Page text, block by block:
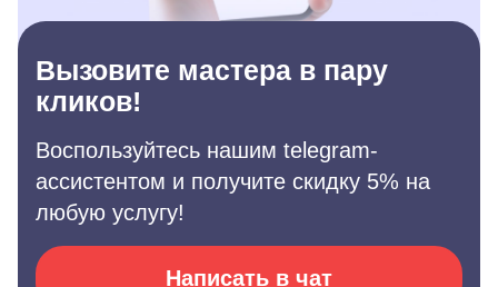
Вызовите мастера в пару
кликов!
Воспользуйтесь нашим telegram-
ассистентом и получите скидку 5% на
любую услугу!
Написать в чат